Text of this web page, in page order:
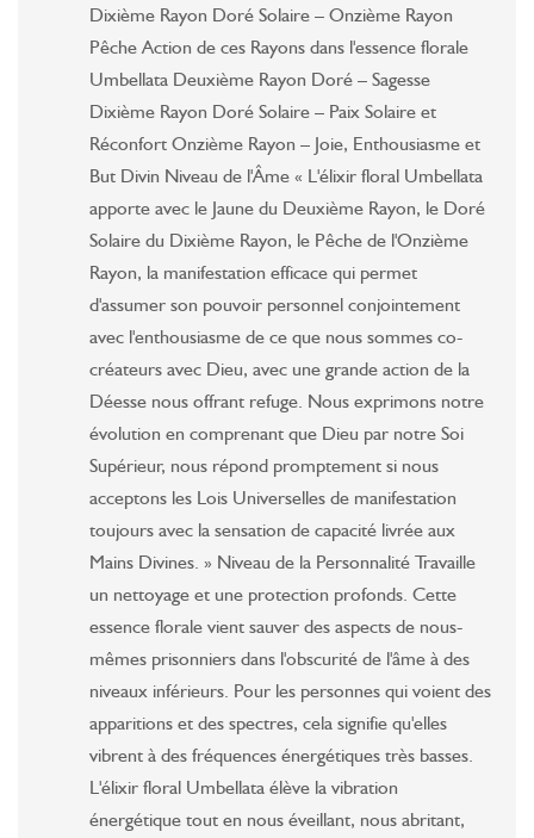
Dixième Rayon Doré Solaire – Onzième Rayon
Pêche Action de ces Rayons dans l'essence florale
Umbellata Deuxième Rayon Doré – Sagesse
Dixième Rayon Doré Solaire – Paix Solaire et
Réconfort Onzième Rayon – Joie, Enthousiasme et
But Divin Niveau de l'Âme « L'élixir floral Umbellata
apporte avec le Jaune du Deuxième Rayon, le Doré
Solaire du Dixième Rayon, le Pêche de l'Onzième
Rayon, la manifestation efficace qui permet
d'assumer son pouvoir personnel conjointement
avec l'enthousiasme de ce que nous sommes co-
créateurs avec Dieu, avec une grande action de la
Déesse nous offrant refuge. Nous exprimons notre
évolution en comprenant que Dieu par notre Soi
Supérieur, nous répond promptement si nous
acceptons les Lois Universelles de manifestation
toujours avec la sensation de capacité livrée aux
Mains Divines. » Niveau de la Personnalité Travaille
un nettoyage et une protection profonds. Cette
essence florale vient sauver des aspects de nous-
mêmes prisonniers dans l'obscurité de l'âme à des
niveaux inférieurs. Pour les personnes qui voient des
apparitions et des spectres, cela signifie qu'elles
vibrent à des fréquences énergétiques très basses.
L'élixir floral Umbellata élève la vibration
énergétique tout en nous éveillant, nous abritant,